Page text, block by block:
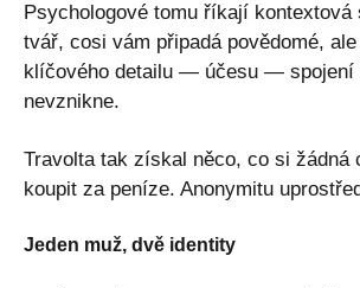
Psychologové tomu říkají kontextová
tvář, cosi vám připadá povědomé,
klíčového detailu — účesu — spojení
nevznikne.
Travolta tak získal něco, co si žádná
koupit za peníze. Anonymitu
Jeden muž, dvě identity